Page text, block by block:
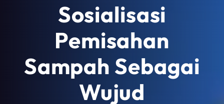
Sosialisasi
Pemisahan
Sampah Sebagai
Wujud